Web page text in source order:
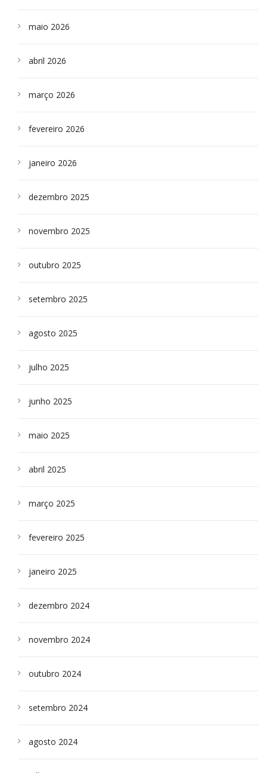
maio 2026
abril 2026
março 2026
fevereiro 2026
janeiro 2026
dezembro 2025
novembro 2025
outubro 2025
setembro 2025
agosto 2025
julho 2025
junho 2025
maio 2025
abril 2025
março 2025
fevereiro 2025
janeiro 2025
dezembro 2024
novembro 2024
outubro 2024
setembro 2024
agosto 2024